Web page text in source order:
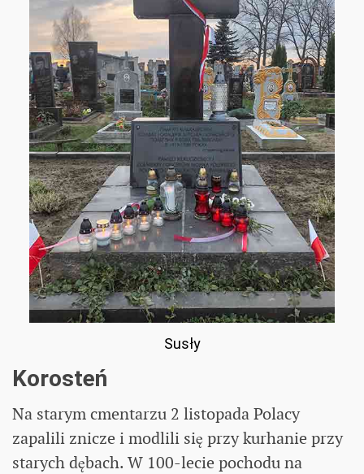
Susły
Korosteń
Na starym cmentarzu 2 listopada Polacy
zapalili znicze i modlili się przy kurhanie przy
starych dębach. W 100-lecie pochodu na